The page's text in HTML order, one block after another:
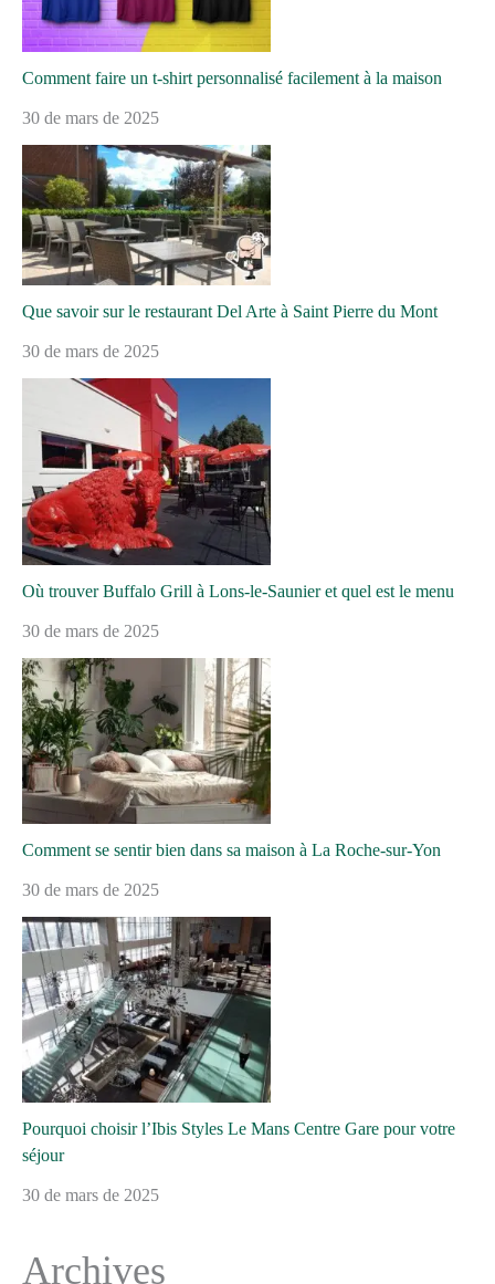
Comment faire un t-shirt personnalisé facilement à la maison
30 de mars de 2025
Que savoir sur le restaurant Del Arte à Saint Pierre du Mont
30 de mars de 2025
Où trouver Buffalo Grill à Lons-le-Saunier et quel est le menu
30 de mars de 2025
Comment se sentir bien dans sa maison à La Roche-sur-Yon
30 de mars de 2025
Pourquoi choisir l’Ibis Styles Le Mans Centre Gare pour votre
séjour
30 de mars de 2025
Archives